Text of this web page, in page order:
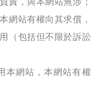
網站有權向其求償，
（包括但不限於訴訟
本網站，本網站有權